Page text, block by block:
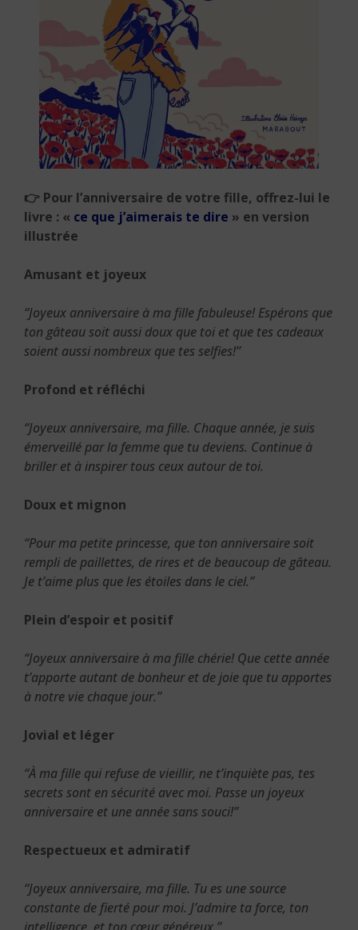
👉 Pour l’anniversaire de votre fille, offrez-lui le
livre : « ce que j’aimerais te dire » en version
illustrée
Amusant et joyeux
“Joyeux anniversaire à ma fille fabuleuse! Espérons que
ton gâteau soit aussi doux que toi et que tes cadeaux
soient aussi nombreux que tes selfies!”
Profond et réfléchi
“Joyeux anniversaire, ma fille. Chaque année, je suis
émerveillé par la femme que tu deviens. Continue à
briller et à inspirer tous ceux autour de toi.
Doux et mignon
“Pour ma petite princesse, que ton anniversaire soit
rempli de paillettes, de rires et de beaucoup de gâteau.
Je t’aime plus que les étoiles dans le ciel.”
Plein d’espoir et positif
“Joyeux anniversaire à ma fille chérie! Que cette année
t’apporte autant de bonheur et de joie que tu apportes
à notre vie chaque jour.”
Jovial et léger
“À ma fille qui refuse de vieillir, ne t’inquiète pas, tes
secrets sont en sécurité avec moi. Passe un joyeux
anniversaire et une année sans souci!”
Respectueux et admiratif
“Joyeux anniversaire, ma fille. Tu es une source
constante de fierté pour moi. J’admire ta force, ton